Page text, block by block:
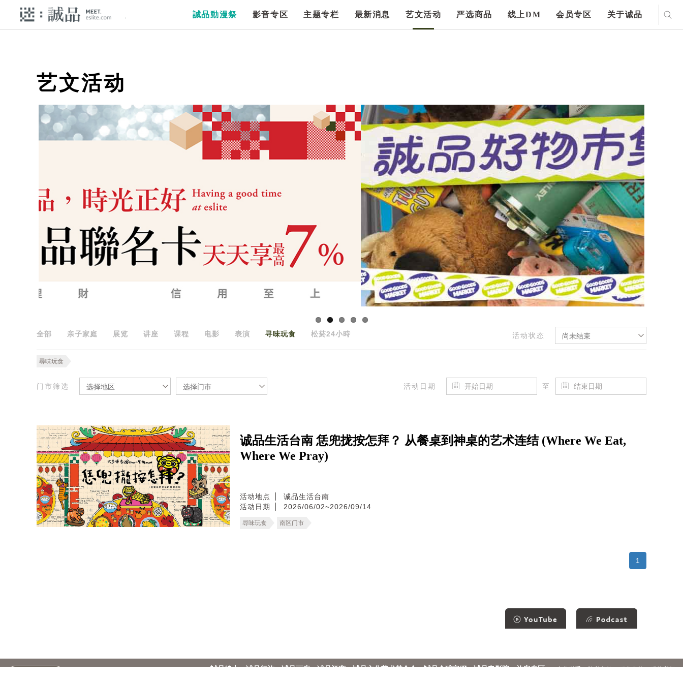
誠品動漫祭 影音专区 主题专栏 最新消息 艺文活动 严选商品 线上DM 会员专区 关于诚品
艺文活动
活动状态 尚未结束
全部 亲子家庭 展览 讲座 课程 电影 表演 寻味玩食 松菸24小時
尋味玩食
门市筛选 选择地区 选择门市 活动日期 至
诚品生活台南 恁兜拢按怎拜？ 从餐桌到神桌的艺术连结 (Where We Eat,
Where We Pray)
活动地点
诚品生活台南
活动日期
2026/06/02~2026/09/14
尋味玩食 南区门市
1
誠品線上 诚品行旅 诚品画廊 诚品酒窖 诚品文化艺术基金会 誠品全球官網 诚品电影院 旅客专区 合作联系 隐私条款 服务条款 联络我们